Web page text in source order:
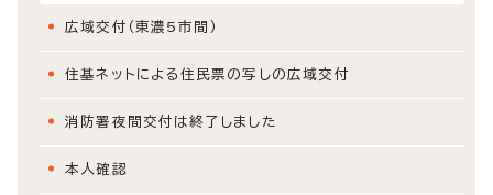
広域交付（東濃5市間）
住基ネットによる住民票の写しの広域交付
消防署夜間交付は終了しました
本人確認